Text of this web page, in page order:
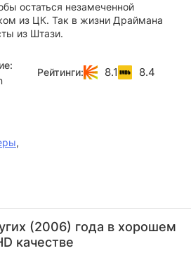
остаться незамеченной
из ЦК. Так в жизни Драймана
из Штази.
,
Рейтинги: 8.1 8.4
(Oberstleutnant...)
(2006) года в хорошем
качестве